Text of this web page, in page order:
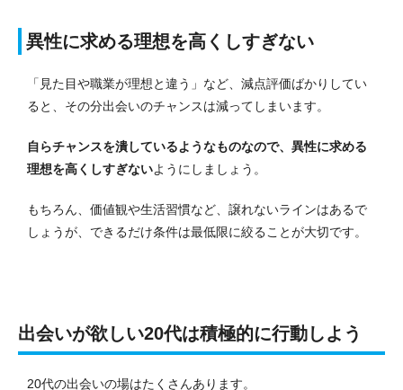
異性に求める理想を高くしすぎない
「見た目や職業が理想と違う」など、減点評価ばかりしてい
ると、その分出会いのチャンスは減ってしまいます。
自らチャンスを潰しているようなものなので、異性に求める
理想を高くしすぎないようにしましょう。
もちろん、価値観や生活習慣など、譲れないラインはあるで
しょうが、できるだけ条件は最低限に絞ることが大切です。
出会いが欲しい20代は積極的に行動しよう
20代の出会いの場はたくさんあります。